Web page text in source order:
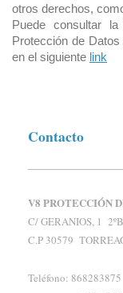
otros derechos,
Puede consultar
Protección de
en el siguiente link
Contacto
V8 PROTECCIÓN
C/ GERANIOS, 1 2ºB
C.P 30579
Teléfono: 868283875